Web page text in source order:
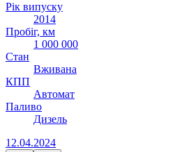
Рік випуску
2014
Пробіг, км
1 000 000
Стан
Вживана
КПП
Автомат
Паливо
Дизель
12.04.2024